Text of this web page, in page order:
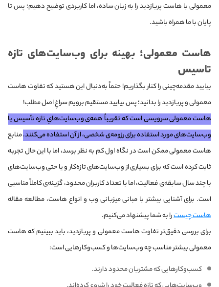
معمولی با هاست پربازدید را به زبان ساده، اما کاربردی توضیح دهیم؛ پس تا
پایان با ما همراه باشید.
هاست معمولی؛ بهینه برای وب‌سایت‌های تازه
تاسیس
بیایید مقدمه‌چینی را کنار بگذاریم! حتماً به‌دنبال این هستید که تفاوت هاست
معمولی و پربازدید را بدانید؛ پس بیایید مستقیم برویم سراغِ اصل مطلب!
هاست معمولی سرویسی است که تقریباً همه‌ی وب‌سایت‌هایِ تازه تأسیس یا
وب‌سایت‌های مورد استفاده برای رزومه‌ی شخصی، از آن استفاده می‌کنند.منابع
هاست معمولی ممکن است در نگاه اول کم به‌ نظر برسد، اما با این حال تجربه
ثابت کرده است که برای بسیاری از وب‌سایت‌های تازه‌کار و یا حتی وب‌سایت‌های
با چند سال سابقه‌ی فعالیت، اما با تعداد کاربران محدود، گزینه‌ی کاملاً مناسبی
است. برای آشنایی بیشتر با مبانی میزبانی وب و انواع هاست، مطالعه مقاله
هاست چیسترا به شما پیشنهاد می‌کنیم.
برای بررسی دقیق‌تر تفاوت هاست معمولی و پربازدید، باید ببینیم که هاست
معمولی بیشتر مناسب چه وب‌سایت‌ها و کسب‌و‌کارهایی است:
کسب‌وکارهایی که مشتریان محدود دارند.